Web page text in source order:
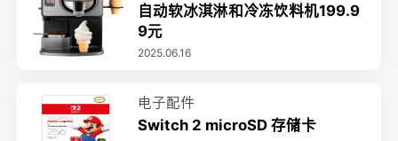
自动软冰淇淋和冷冻饮料机199.9
9元
2025.06.16
电子配件
Switch 2 microSD 存储卡